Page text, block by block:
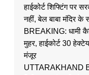
हाईकोर्ट शिफ्टिंग पर
नहीं, बेल बाबा मंदिर के
BREAKING: धामी
मुहर, हाईकोर्ट 30
मंजूर
UTTARAKHAND